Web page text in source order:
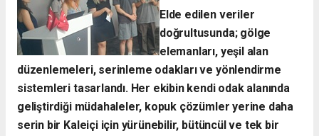
Elde edilen veriler
doğrultusunda; gölge
elemanları, yeşil alan
düzenlemeleri, serinleme odakları ve yönlendirme
sistemleri tasarlandı. Her ekibin kendi odak alanında
geliştirdiği müdahaleler, kopuk çözümler yerine daha
serin bir Kaleiçi için yürünebilir, bütüncül ve tek bir